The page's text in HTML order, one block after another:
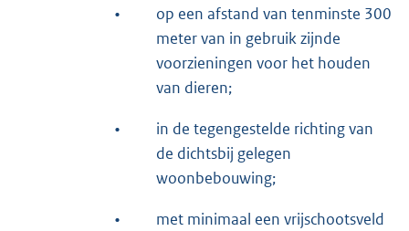
•
op een afstand van tenminste 300
meter van in gebruik zijnde
voorzieningen voor het houden
van dieren;
•
in de tegengestelde richting van
de dichtsbij gelegen
woonbebouwing;
• met minimaal een vrijschootsveld